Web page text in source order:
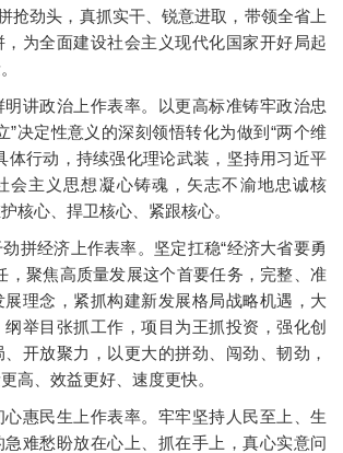
抢劲头，真抓实干、锐意进取，带领全省上
为全面建设社会主义现代化国家开好局起
政治上作表率。以更高标准铸牢政治忠
”决定性意义的深刻领悟转化为做到“两个维
体行动，持续强化理论武装，坚持用习近平
会主义思想凝心铸魂，矢志不渝地忠诚核
核心、捍卫核心、紧跟核心。
经济上作表率。坚定扛稳“经济大省要勇
，聚焦高质量发展这个首要任务，完整、准
理念，紧抓构建新发展格局战略机遇，大
举目张抓工作，项目为王抓投资，强化创
开放聚力，以更大的拼劲、闯劲、韧劲，
高、效益更好、速度更快。
民生上作表率。牢牢坚持人民至上、生
难愁盼放在心上、抓在手上，真心实意问